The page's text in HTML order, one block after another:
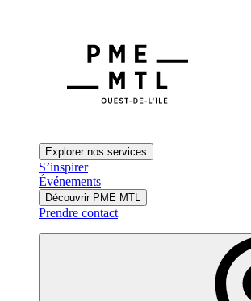
Explorer nos services
S’inspirer
Événements
Découvrir PME MTL
Prendre contact